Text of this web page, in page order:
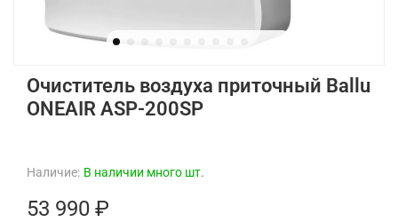
Наличие: В наличии много шт.
Очиститель воздуха приточный Ballu
ONEAIR ASP-200SP
53 990 ₽